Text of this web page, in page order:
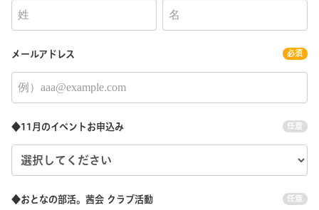
メールアドレス 必須
◆11月のイベントお申込み 任意
◆おとなの部活。茜会 クラブ活動 任意